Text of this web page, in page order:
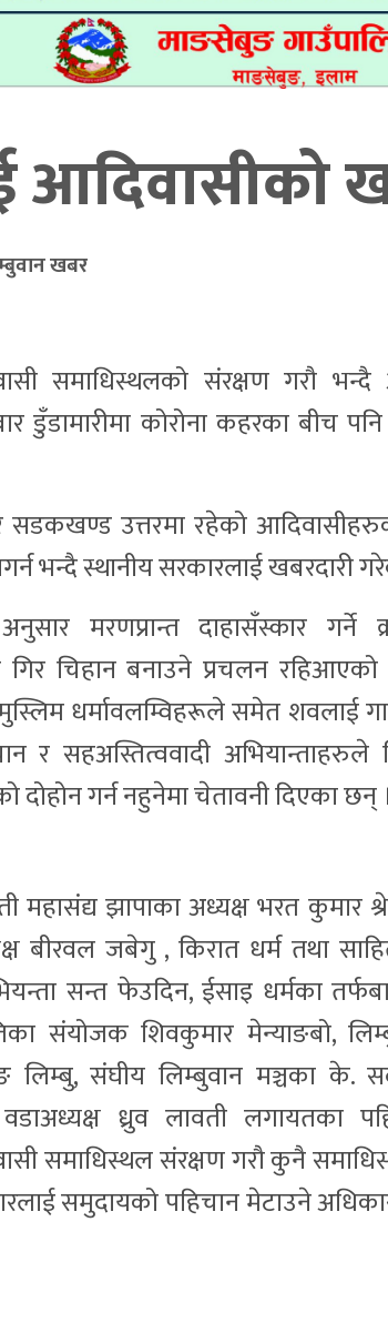
आदिवासीको
खबर
समाधिस्थलको संरक्षण गरौ भन्दै
डुँडामारीमा कोरोना कहरका बीच
सडकखण्ड उत्तरमा रहेको
भन्दै स्थानीय सरकारलाई खबरदारी
मरणप्रान्त दाहासँस्कार गर्ने
चिहान बनाउने प्रचलन
मुस्लिम धर्मावलम्विहरूले समेत शवलाई
र सहअस्तित्ववादी अभियान्ताहरुले
गर्न नहुनेमा चेतावनी दिएका छन् ।
महासंद्य झापाका अध्यक्ष भरत कुमार
बीरवल जबेगु , किरात धर्म तथा
सन्त फेउदिन, ईसाइ धर्मका
संयोजक शिवकुमार मेन्याङबो, लिम्बु
लिम्बु, संघीय लिम्बुवान मञ्चका के.
ध्रुव लावती लगायतका
समाधिस्थल संरक्षण गरौ कुनै
समुदायको पहिचान मेटाउने